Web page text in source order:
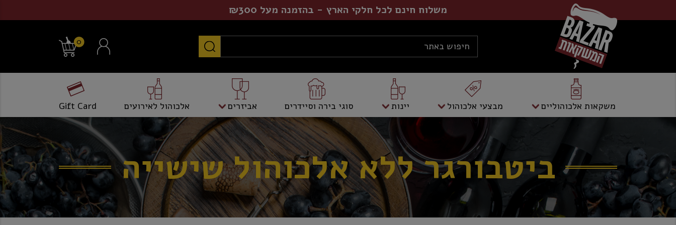
משלוח חינם לכל חלקי הארץ - בהזמנה מעל ₪300
0
משקאות אלכוהוליים מבצעי אלכוהול יינות סוגי בירה וסיידרים אביזרים אלכוהול לאירועים Gift Card
ביטבורגר ללא אלכוהול שישייה